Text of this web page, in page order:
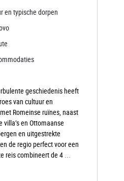
en typische dorpen
geschiedenis heeft
van cultuur en
Romeinse ruïnes, naast
villa’s en Ottomaanse
en uitgestrekte
de regio perfect voor een
reis combineert de 4 ...